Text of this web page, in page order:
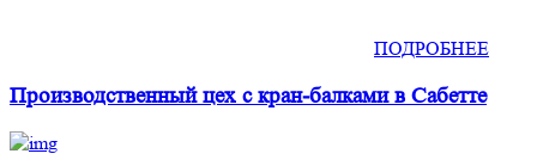
ПОДРОБНЕЕ
Производственный цех с кран-балками в Сабетте